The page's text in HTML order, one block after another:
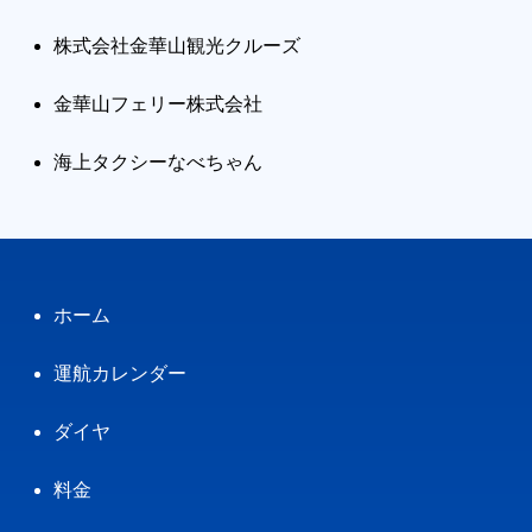
株式会社金華山観光クルーズ
金華山フェリー株式会社
海上タクシーなべちゃん
ホーム
運航カレンダー
ダイヤ
料金